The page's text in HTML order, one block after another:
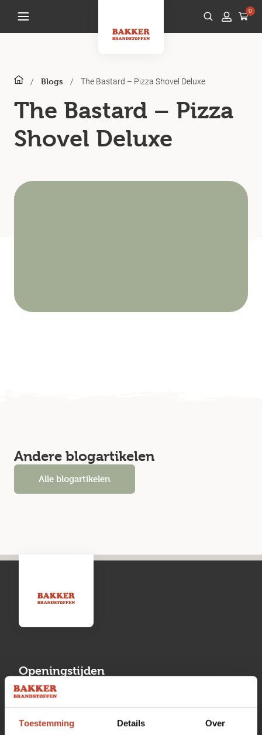
Toestemming Details Over
0
/ Blogs / The Bastard – Pizza Shovel Deluxe
The Bastard – Pizza
Shovel Deluxe
Andere blogartikelen
Alle blogartikelen
Openingstijden
Maandag
13:00 tot 17:00
Dinsdag
08:00 tot 17:00